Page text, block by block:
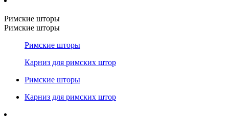
Римские шторы
Римские шторы
Римские шторы
Карниз для римских штор
Римские шторы
Карниз для римских штор